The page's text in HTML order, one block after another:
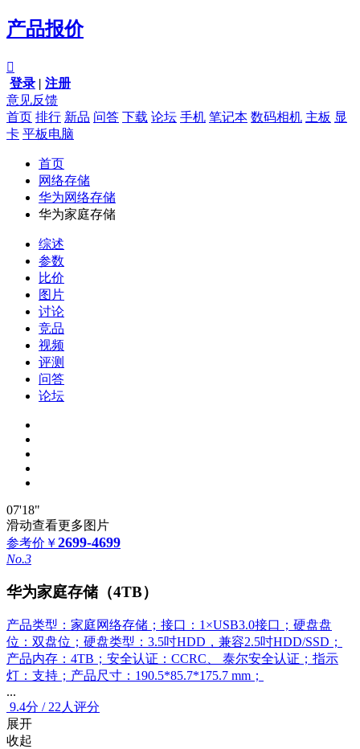
产品报价

登录 | 注册
意见反馈
首页 排行 新品 问答 下载 论坛 手机 笔记本 数码相机 主板 显
卡 平板电脑
首页
网络存储
华为网络存储
华为家庭存储
综述
参数
比价
图片
讨论
竞品
视频
评测
问答
论坛
07'18"
滑动查看更多图片
参考价 ￥2699-4699
No.3
华为家庭存储（4TB）
产品类型：家庭网络存储；接口：1×USB3.0接口；硬盘盘
位：双盘位；硬盘类型：3.5吋HDD，兼容2.5吋HDD/SSD；
产品内存：4TB；安全认证：CCRC、 泰尔安全认证；指示
灯：支持；产品尺寸：190.5*85.7*175.7 mm；
...
9.4分 / 22人评分
展开
收起